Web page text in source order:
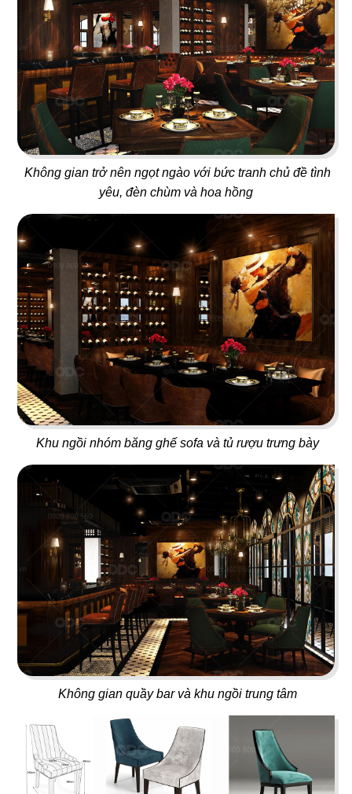
Không gian trở nên ngọt ngào với bức tranh chủ đề tình
yêu, đèn chùm và hoa hồng
Khu ngồi nhóm băng ghế sofa và tủ rượu trưng bày
Không gian quầy bar và khu ngồi trung tâm
69
BANGKOK BBQ
Lẩu nướng Thái Lan
70
MEGUSTAS
Café & Nail
71
BANGKOK KITCHEN
Nhà hàng Thái
72
SIK DAK FOOK
Nhà hàng Dimsum
73
KOBE LEGEND
Nhà hàng Nhật
74
L'MANT VÕ VĂN TẦN
OVENMARU
Nhà hàng Hàn
76
ANRAKUTEI
Lẩu nướng Nhật Bản
77
Nhà hàng Việt Nam
78
CHEZ GUIDO
Nhà hàng Ý